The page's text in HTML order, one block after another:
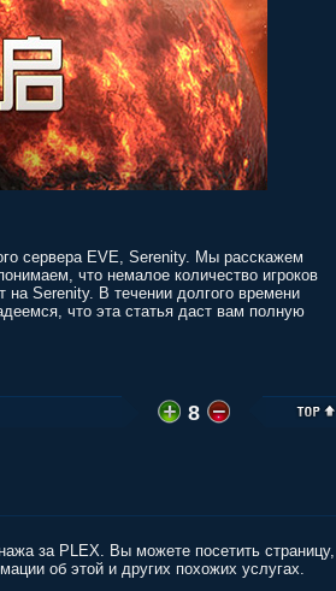
сервера EVE, Serenity. Мы расскажем
что немалое количество игроков
на Serenity. В течении долгого времени
что эта статья даст вам полную
8
за PLEX. Вы можете посетить страницу,
об этой и других похожих услугах.